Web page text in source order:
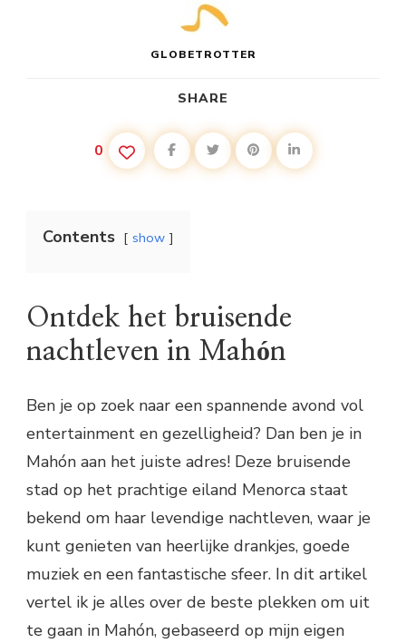
GLOBETROTTER
SHARE
0
Contents show
Ontdek het bruisende
nachtleven in Mahón
Ben je op zoek naar een spannende avond vol
entertainment en gezelligheid? Dan ben je in
Mahón aan het juiste adres! Deze bruisende
stad op het prachtige eiland Menorca staat
bekend om haar levendige nachtleven, waar je
kunt genieten van heerlijke drankjes, goede
muziek en een fantastische sfeer. In dit artikel
vertel ik je alles over de beste plekken om uit
te gaan in Mahón, gebaseerd op mijn eigen